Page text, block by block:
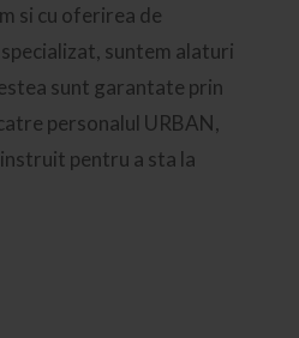
si cu oferirea de
suntem alaturi
sunt garantate prin
personalul URBAN,
pentru a sta la